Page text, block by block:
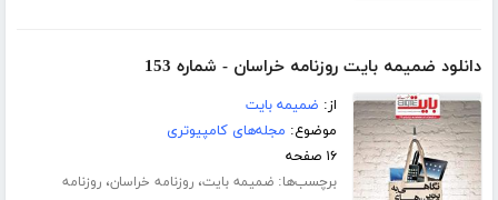
دانلود ضمیمه بایت روزنامه خراسان - شماره 153
از: ضمیمه بایت
موضوع: مجله‌های کامپیوتری
۱۶ صفحه
برچسب‌ها:ضمیمه بایت،روزنامه خراسان،روزنامه